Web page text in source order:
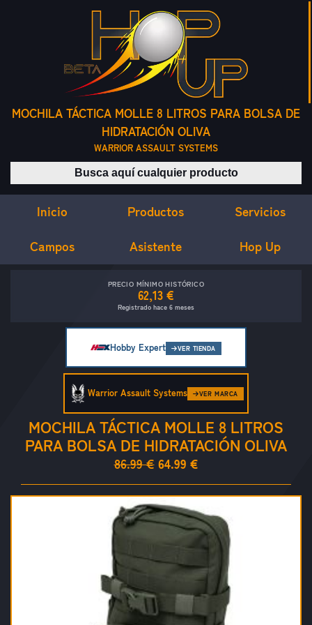
MOCHILA TÁCTICA MOLLE 8 LITROS PARA BOLSA DE
HIDRATACIÓN OLIVA
WARRIOR ASSAULT SYSTEMS
Buscar productos
Inicio Productos Servicios
Campos Asistente Hop Up
PRECIO MÍNIMO HISTÓRICO
62,13 €
Registrado hace 6 meses
Hobby Expert VER TIENDA
MOCHILA TÁCTICA MOLLE 8 LITROS
PARA BOLSA DE HIDRATACIÓN OLIVA
86.99 € 64.99 €
Warrior Assault Systems VER MARCA